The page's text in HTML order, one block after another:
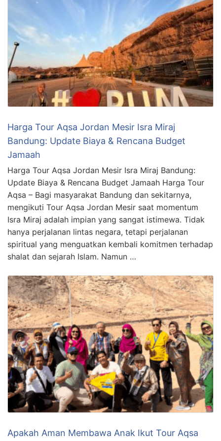
Harga Tour Aqsa Jordan Mesir Isra Miraj
Bandung: Update Biaya & Rencana Budget
Jamaah
Harga Tour Aqsa Jordan Mesir Isra Miraj Bandung:
Update Biaya & Rencana Budget Jamaah Harga Tour
Aqsa – Bagi masyarakat Bandung dan sekitarnya,
mengikuti Tour Aqsa Jordan Mesir saat momentum
Isra Miraj adalah impian yang sangat istimewa. Tidak
hanya perjalanan lintas negara, tetapi perjalanan
spiritual yang menguatkan kembali komitmen terhadap
shalat dan sejarah Islam. Namun …
Apakah Aman Membawa Anak Ikut Tour Aqsa